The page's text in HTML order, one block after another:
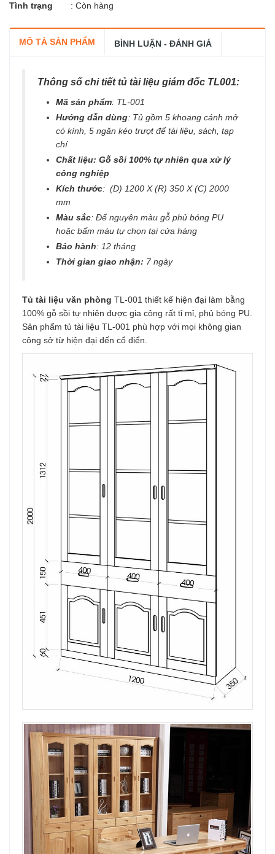
Tình trạng
: Còn hàng
MÔ TẢ SẢN PHẨM BÌNH LUẬN - ĐÁNH GIÁ
Thông số chi tiết tủ tài liệu giám đốc TL001:
Mã sản phẩm: TL-001
Hướng dẫn dùng: Tủ gồm 5 khoang cánh mở
có kính, 5 ngăn kéo trượt để tài liệu, sách, tạp
chí
Chất liệu: Gỗ sồi 100% tự nhiên qua xử lý
công nghiệp
Kích thước: (D) 1200 X (R) 350 X (C) 2000
mm
Màu sắc: Để nguyên màu gỗ phủ bóng PU
hoặc bấm màu tự chọn tại cửa hàng
Bảo hành: 12 tháng
Thời gian giao nhận: 7 ngày
Tủ tài liệu văn phòng TL-001 thiết kế hiện đại làm bằng
100% gỗ sồi tự nhiên được gia công rất tỉ mỉ, phủ bóng PU.
Sản phẩm tủ tài liệu TL-001 phù hợp với mọi không gian
công sở từ hiện đại đến cổ điển.